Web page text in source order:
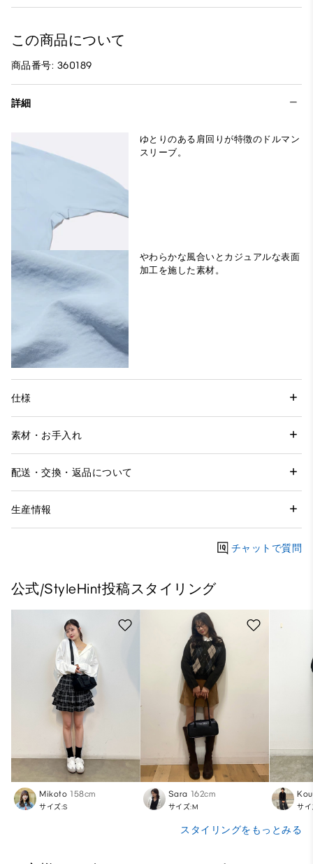
この商品について
商品番号: 360189
詳細
ゆとりのある肩回りが特徴のドルマン
スリーブ。
やわらかな風合いとカジュアルな表面
加工を施した素材。
仕様
素材・お手入れ
配送・交換・返品について
生産情報
チャットで質問
公式/StyleHint投稿スタイリング
Mikoto 158cm
サイズ:S
Sara 162cm
サイズ:M サ
スタイリングをもっとみる